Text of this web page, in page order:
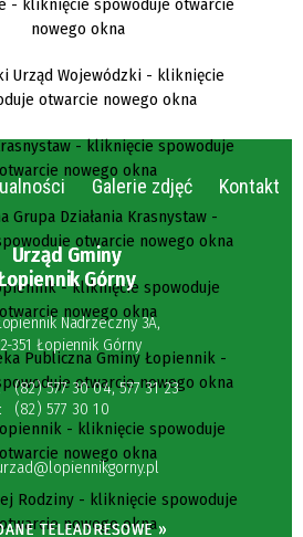
Galerie zdjęć Kontakt
Urząd Gminy
Górny
Nadrzeczny 3A,
351 Łopiennik Górny
(82) 577 30 04,577 31 23
(82) 577 30 10
TELEADRESOWE »